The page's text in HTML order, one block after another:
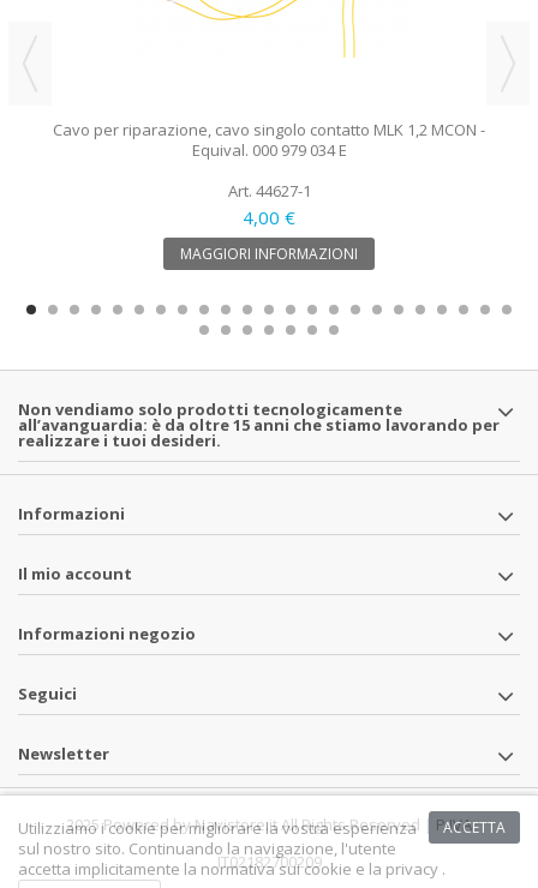
Cavo per riparazione, cavo singolo contatto MLK 1,2 MCON -
Equival. 000 979 034 E
Art. 44627-1
4,00 €
MAGGIORI INFORMAZIONI
Non vendiamo solo prodotti tecnologicamente
all’avanguardia: è da oltre 15 anni che stiamo lavorando per
realizzare i tuoi desideri.
Informazioni
Il mio account
Informazioni negozio
Seguici
Newsletter
2025 Powered by Navistore.it All Rights Reserved | P.IVA
IT02182700209
ACCETTA
Utilizziamo i cookie per migliorare la vostra esperienza
sul nostro sito. Continuando la navigazione, l'utente
accetta implicitamente la normativa sui cookie e la privacy .